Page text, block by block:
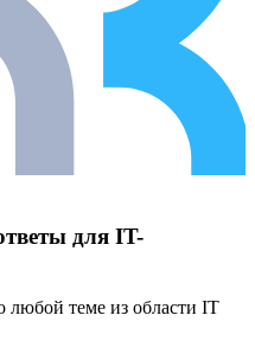
для IT-
любой теме из области IT